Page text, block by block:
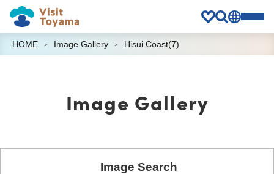
HOME Image Gallery Hisui Coast(7)
Image Gallery
Image Search